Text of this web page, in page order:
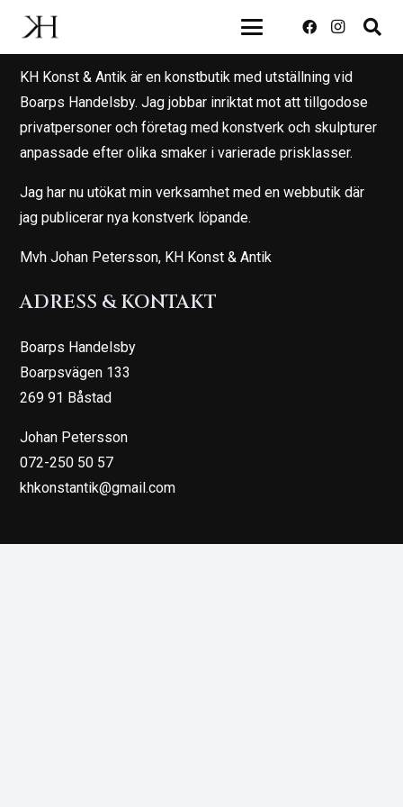
OM KH KONST & ANTIK
KH Konst & Antik är en konstbutik med utställning vid
Boarps Handelsby. Jag jobbar inriktat mot att tillgodose
privatpersoner och företag med konstverk och skulpturer
anpassade efter olika smaker i varierade prisklasser.
Jag har nu utökat min verksamhet med en webbutik där
jag publicerar nya konstverk löpande.
Mvh Johan Petersson, KH Konst & Antik
ADRESS & KONTAKT
Boarps Handelsby
Boarpsvägen 133
269 91 Båstad
Johan Petersson
072-250 50 57
khkonstantik@gmail.com